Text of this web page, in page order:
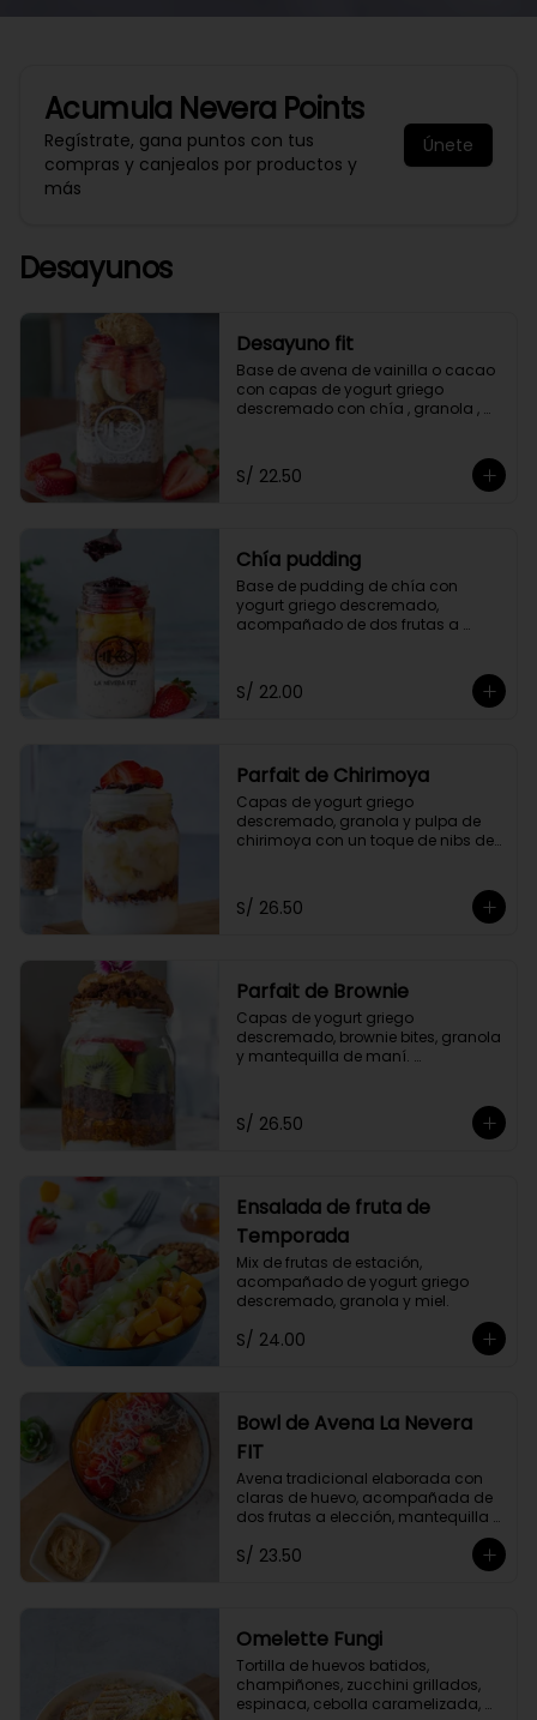
Acumula Nevera Points
Regístrate, gana puntos con tus
compras y canjealos por productos y
más
Únete
Desayunos
Desayuno fit
Base de avena de vainilla o cacao
con capas de yogurt griego
descremado con chía , granola ,
S/ 22.50
Chía pudding
Base de pudding de chía con
yogurt griego descremado,
acompañado de dos frutas a
S/ 22.00
Parfait de Chirimoya
Capas de yogurt griego
descremado, granola y pulpa de
chirimoya con un toque de nibs de
S/ 26.50
Parfait de Brownie
Capas de yogurt griego
descremado, brownie bites, granola
y mantequilla de maní.
S/ 26.50
Ensalada de fruta de
Temporada
Mix de frutas de estación,
acompañado de yogurt griego
descremado, granola y miel.
S/ 24.00
Bowl de Avena La Nevera
FIT
Avena tradicional elaborada con
claras de huevo, acompañada de
dos frutas a elección, mantequilla
de maní, coco rallado, semillas de
chia y un toque de canela.
S/ 23.50
Omelette Fungi
Tortilla de huevos batidos,
champiñones, zucchini grillados,
espinaca, cebolla caramelizada,